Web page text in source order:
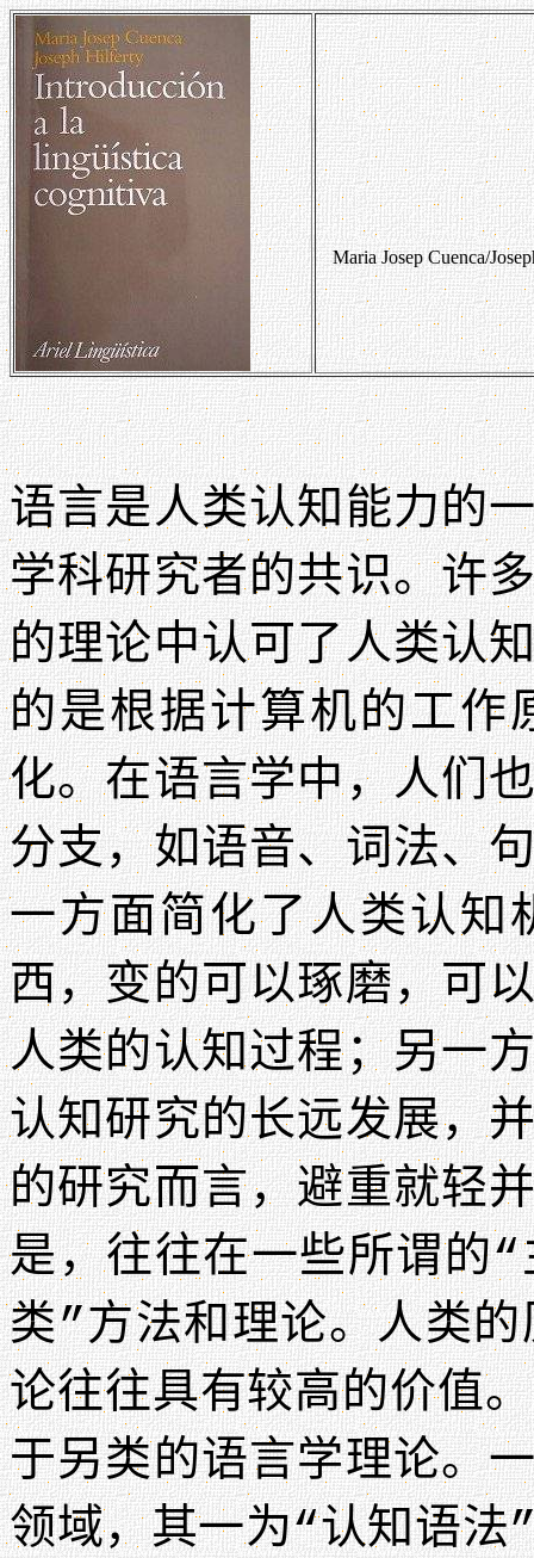
Maria Josep Cuenca/
语言是人类认知能力的
学科研究者的共识。许
的理论中认可了人类认
的是根据计算机的工作
化。在语言学中，人们
分支，如语音、词法、
一方面简化了人类认知
西，变的可以琢磨，可
人类的认知过程；另一
认知研究的长远发展，
的研究而言，避重就轻
是，往往在一些所谓的
类”方法和理论。人类
论往往具有较高的价值
于另类的语言学理论。
领域，其一为“认知语法